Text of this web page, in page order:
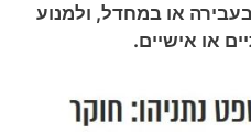
או במחדל, ולמנוע
או אישיים.